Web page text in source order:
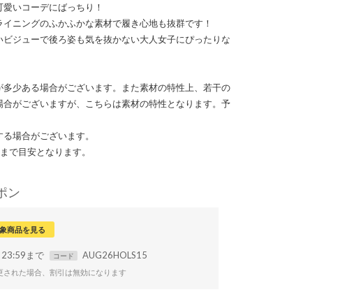
いコーデにばっちり！
ニングのふかふかな素材で履き心地も抜群です！
ジューで後ろ姿も気を抜かない大人女子にぴったりな
少ある場合がございます。また素材の特性上、若干の
がございますが、こちらは素材の特性となります。予
場合がございます。
で目安となります。
ン
商品を見る
まで コード AUG26HOLS15
れた場合、割引は無効になります